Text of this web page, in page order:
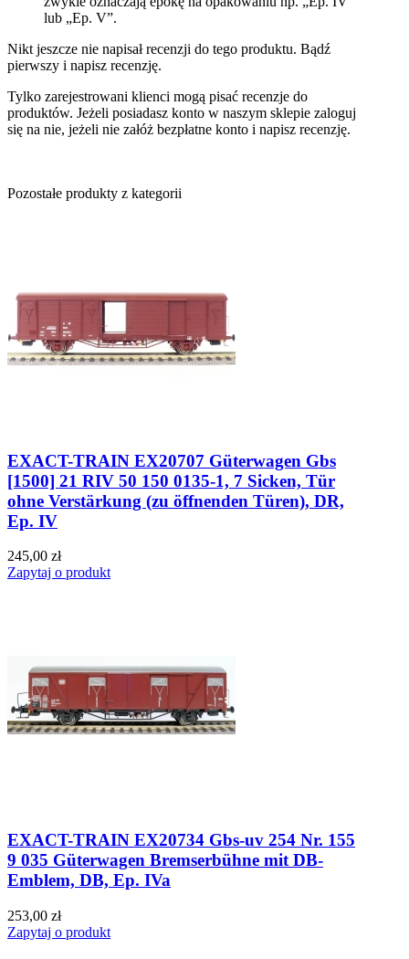
lub „Ep. V”.
Nikt jeszcze nie napisał recenzji do tego produktu. Bądź
pierwszy i napisz recenzję.
Tylko zarejestrowani klienci mogą pisać recenzje do
produktów. Jeżeli posiadasz konto w naszym sklepie zaloguj
się na nie, jeżeli nie załóż bezpłatne konto i napisz recenzję.
Pozostałe produkty z kategorii
EXACT-TRAIN EX20707 Güterwagen Gbs
[1500] 21 RIV 50 150 0135-1, 7 Sicken, Tür
ohne Verstärkung (zu öffnenden Türen), DR,
Ep. IV
245,00 zł
Zapytaj o produkt
EXACT-TRAIN EX20734 Gbs-uv 254 Nr. 155
9 035 Güterwagen Bremserbühne mit DB-
Emblem, DB, Ep. IVa
253,00 zł
Zapytaj o produkt